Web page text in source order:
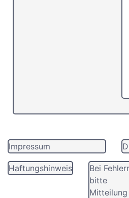
Impressum
Haftungshinweis
Bei
bitte
Mitteilung